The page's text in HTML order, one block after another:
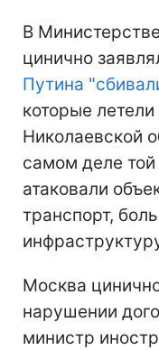
В
цинично
Путина
которые
Николаевской
самом деле
атаковали
транспорт,
Москва
нарушении
министр